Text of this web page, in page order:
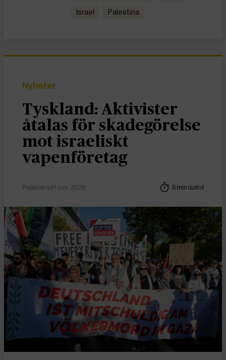
Israel Palestina
Nyheter
Tyskland: Aktivister
åtalas för skadegörelse
mot israeliskt
vapenföretag
Publicerad 1 juni, 2026 5 min lästid